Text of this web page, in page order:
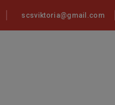
scsviktoria@gmail.com